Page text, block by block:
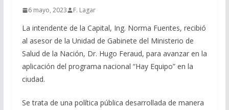
6 mayo, 2023 F. Lagar
La intendente de la Capital, Ing. Norma Fuentes, recibió
al asesor de la Unidad de Gabinete del Ministerio de
Salud de la Nación, Dr. Hugo Feraud, para avanzar en la
aplicación del programa nacional “Hay Equipo” en la
ciudad.
Se trata de una política pública desarrollada de manera